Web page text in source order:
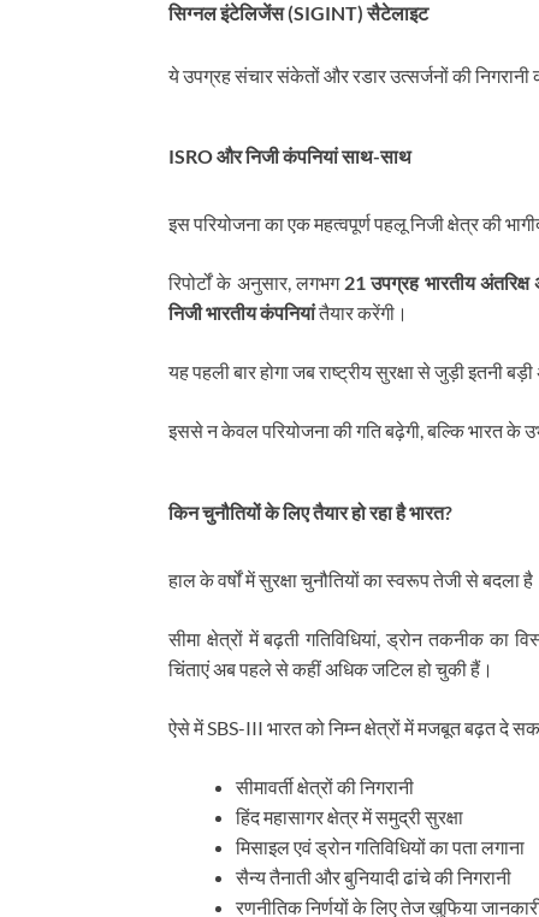
सिग्नल इंटेलिजेंस (SIGINT) सैटेलाइट
ये उपग्रह संचार संकेतों और रडार उत्सर्जनों की
ISRO और निजी कंपनियां साथ-साथ
इस परियोजना का एक महत्वपूर्ण पहलू निजी क्षेत्र की
रिपोर्टों के अनुसार, लगभग 21 उपग्रह भारतीय
निजी भारतीय कंपनियांतैयार करेंगी।
यह पहली बार होगा जब राष्ट्रीय सुरक्षा से जुड़ी इतनी
इससे न केवल परियोजना की गति बढ़ेगी, बल्कि भारत के
किन चुनौतियों के लिए तैयार हो रहा है भारत?
हाल के वर्षों में सुरक्षा चुनौतियों का स्वरूप तेजी से बदला
सीमा क्षेत्रों में बढ़ती गतिविधियां, ड्रोन तकनीक का
चिंताएं अब पहले से कहीं अधिक जटिल हो चुकी हैं।
ऐसे में SBS-III भारत को निम्न क्षेत्रों में मजबूत बढ़त दे
सीमावर्ती क्षेत्रों की निगरानी
हिंद महासागर क्षेत्र में समुद्री सुरक्षा
मिसाइल एवं ड्रोन गतिविधियों का पता लगाना
सैन्य तैनाती और बुनियादी ढांचे की निगरानी
रणनीतिक निर्णयों के लिए तेज खुफिया